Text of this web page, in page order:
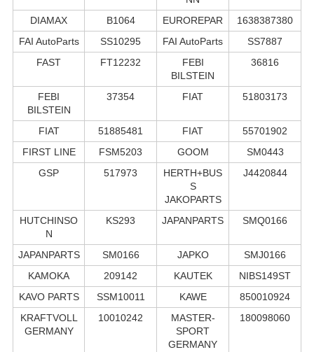
DIAMAX B1064 EUROREPAR
1638387380
FAI AutoParts
SS10295 FAI AutoParts
SS7887
FAST
FT12232
FEBI
BILSTEIN
36816
FEBI
BILSTEIN
37354 FIAT 51803173
FIAT 51885481 FIAT
55701902
FIRST LINE
FSM5203 GOOM
SM0443
GSP
517973
HERTH+BUS
S
JAKOPARTS
J4420844
HUTCHINSO
N
KS293 JAPANPARTS SMQ0166
JAPANPARTS SM0166 JAPKO
SMJ0166
KAMOKA
209142 KAUTEK
NIBS149ST
KAVO PARTS
SSM10011 KAWE
850010924
KRAFTVOLL
GERMANY
10010242
MASTER-
SPORT
GERMANY
180098060